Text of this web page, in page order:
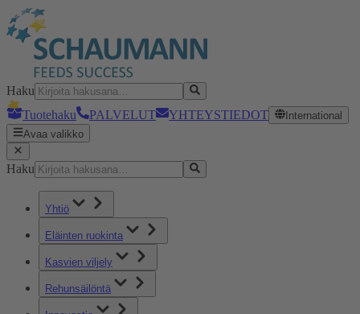
Haku
Tuotehaku
PALVELUT YHTEYSTIEDOT
International
Avaa valikko
Haku
Yhtiö
Eläinten ruokinta
Kasvien viljely
Rehunsäilöntä